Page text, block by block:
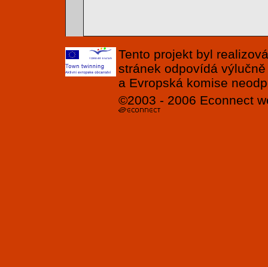
Tento projekt byl
stránek odpovídá
a Evropská komise
©2003 - 2006 Econnect